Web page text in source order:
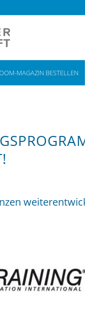
MAGAZIN BESTELLEN